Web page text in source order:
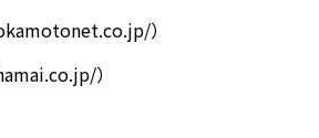
）
）